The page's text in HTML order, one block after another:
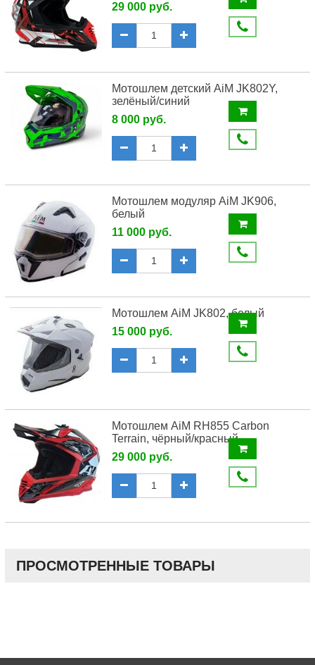
29 000 руб.
Мотошлем детский AiM JK802Y,
зелёный/синий
8 000 руб.
Мотошлем модуляр AiM JK906,
белый
11 000 руб.
Мотошлем AiM JK802, белый
15 000 руб.
Мотошлем AiM RH855 Carbon
Terrain, чёрный/красный
29 000 руб.
ПРОСМОТРЕННЫЕ ТОВАРЫ